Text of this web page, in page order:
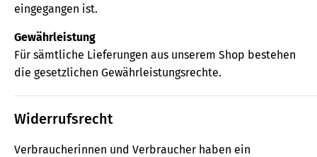
eingegangen ist.
Gewährleistung
Für sämtliche Lieferungen aus unserem Shop bestehen
die gesetzlichen Gewährleistungsrechte.
Widerrufsrecht
Verbraucherinnen und Verbraucher haben ein